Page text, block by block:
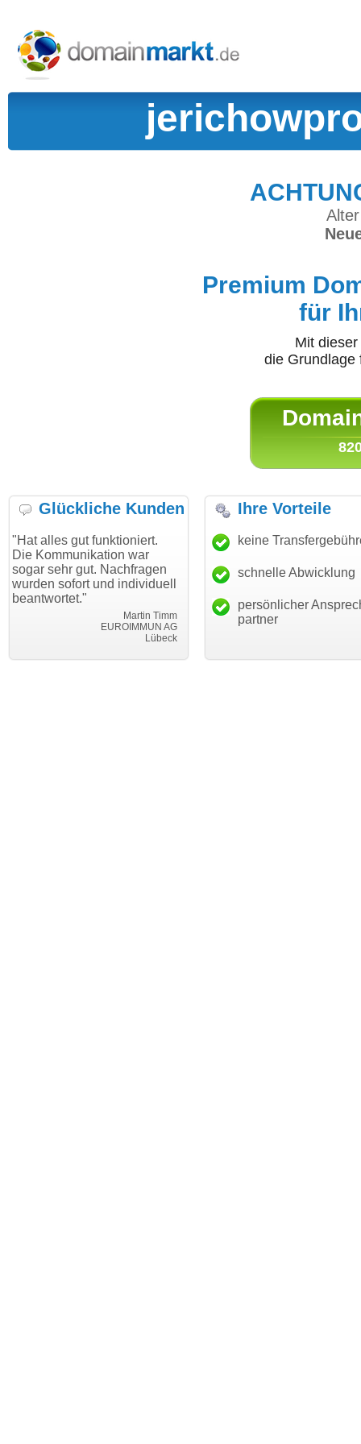
Premium
für
Mit
die
Glückliche Kunden
funktioniert.
war
gut. Nachfragen
und individuell
EUROIMMUN AG
"Danke für den schnellen
Transfer und guten Service!"
Thomas Schäfer
i can eckert communication GmbH
"Ich bin
haben.
mein
Ihre Vorteile
keine
schnelle Abwicklung
persönlicher
partner